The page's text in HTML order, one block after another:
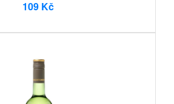
109 Kč